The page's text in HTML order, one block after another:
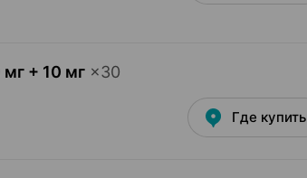
мг + 10 мг ×30
Где купить